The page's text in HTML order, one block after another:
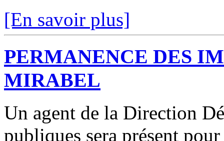
[En savoir plus]
PERMANENCE DES
MIRABEL
Un agent de la Direction
publiques sera présent